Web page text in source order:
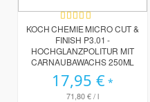
Bewertung:
100%
KOCH CHEMIE MICRO CUT &
FINISH P3.01 -
HOCHGLANZPOLITUR MIT
CARNAUBAWACHS 250ML
17,95 €
71,80 €/ l